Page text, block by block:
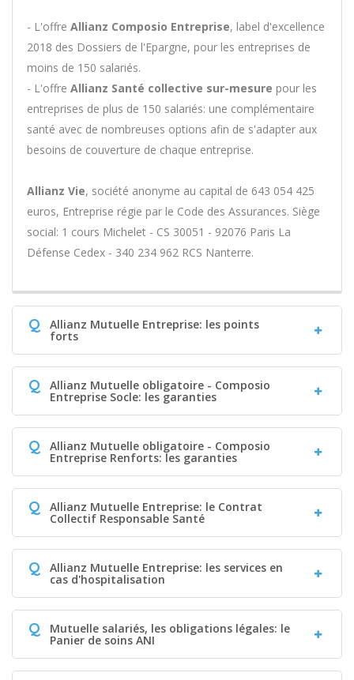
- L'offre Allianz Composio Entreprise, label d'excellence
2018 des Dossiers de l'Epargne, pour les entreprises de
moins de 150 salariés.
- L'offre Allianz Santé collective sur-mesure pour les
entreprises de plus de 150 salariés: une complémentaire
santé avec de nombreuses options afin de s'adapter aux
besoins de couverture de chaque entreprise.
Allianz Vie, société anonyme au capital de 643 054 425
euros, Entreprise régie par le Code des Assurances. Siège
social: 1 cours Michelet - CS 30051 - 92076 Paris La
Défense Cedex - 340 234 962 RCS Nanterre.
Q Allianz Mutuelle Entreprise: les points
forts
Q Allianz Mutuelle obligatoire - Composio
Entreprise Socle: les garanties
Q Allianz Mutuelle obligatoire - Composio
Entreprise Renforts: les garanties
Q Allianz Mutuelle Entreprise: le Contrat
Collectif Responsable Santé
Q Allianz Mutuelle Entreprise: les services en
cas d'hospitalisation
Q Mutuelle salariés, les obligations légales: le
Panier de soins ANI